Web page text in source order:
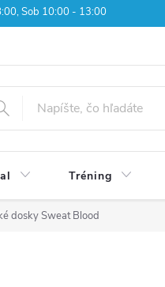
Sob 10:00 - 13:00
Tréning
dosky Sweat Blood